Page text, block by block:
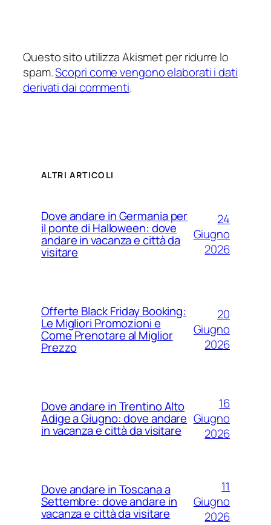
Questo sito utilizza Akismet per ridurre lo
spam.Scopri come vengono elaborati i dati
derivati dai commenti.
ALTRI ARTICOLI
Dove andare in Germania per
il ponte di Halloween: dove
andare in vacanza e città da
visitare
24
Giugno
2026
Offerte Black Friday Booking:
Le Migliori Promozioni e
Come Prenotare al Miglior
Prezzo
20
Giugno
2026
Dove andare in Trentino Alto
Adige a Giugno: dove andare
in vacanza e città da visitare
16
Giugno
2026
Dove andare in Toscana a
Settembre: dove andare in
vacanza e città da visitare
11
Giugno
2026